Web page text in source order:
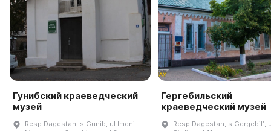
Гунибский краеведческий
музей
Resp Dagestan, s Gunib, ul Imeni
Гергебильский
краеведческий музей
Resp Dagestan, s Gergebilʹ,